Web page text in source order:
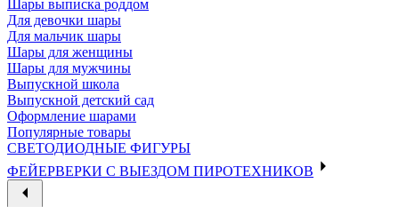
Шары выписка роддом
Для девочки шары
Для мальчик шары
Шары для женщины
Шары для мужчины
Выпускной школа
Выпускной детский сад
Оформление шарами
Популярные товары
СВЕТОДИОДНЫЕ ФИГУРЫ
ФЕЙЕРВЕРКИ С ВЫЕЗДОМ ПИРОТЕХНИКОВ